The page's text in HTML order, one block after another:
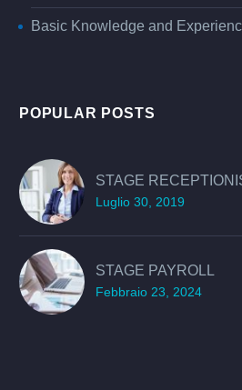
Basic Knowledge and
POPULAR POSTS
STAGE
Luglio 30, 2019
STAGE PAYROLL
Febbraio 23, 2024